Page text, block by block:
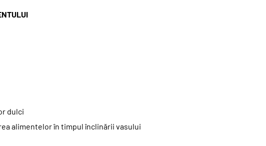
dulci
alimentelor în timpul înclinării vasului